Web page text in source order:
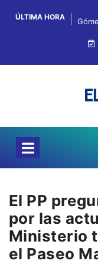
ÚLTIMA HORA
El PP
por las
Ministerio
el Paseo